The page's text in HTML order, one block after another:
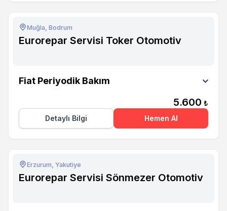
Muğla, Bodrum
Eurorepar Servisi Toker Otomotiv
Fiat Periyodik Bakım
5.600 ₺
Detaylı Bilgi
Hemen Al
Erzurum, Yakutiye
Eurorepar Servisi Sönmezer Otomotiv